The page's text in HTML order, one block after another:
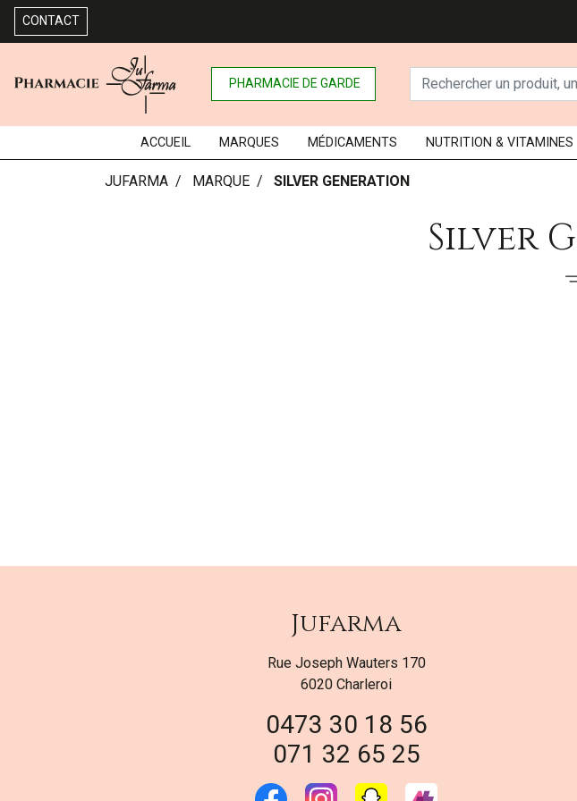
CONTACT
PHARMACIE DE GARDE
ACCUEIL MARQUES MÉDICAMENTS NUTRITION & VITAMINES
JUFARMA MARQUE SILVER GENERATION
Silver
Jufarma
Rue Joseph Wauters 170
6020 Charleroi
0473 30 18 56
071 32 65 25